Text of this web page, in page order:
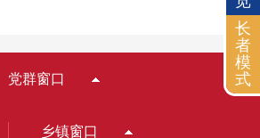
党群窗口
乡镇窗口
长
者
模
式